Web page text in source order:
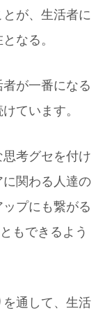
が、生活者に
なる。
が一番になる
ています。
考グセを付け
関わる人達の
プにも繋がる
もできるよう
通して、生活